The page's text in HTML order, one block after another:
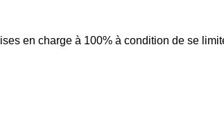
en charge à 100% à condition de se